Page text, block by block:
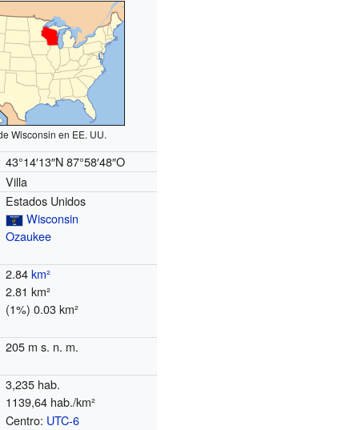
Wisconsin en EE. UU.
43°14′13″N 87°58′48″O
Villa
Estados Unidos
Wisconsin
Ozaukee
2.84km²
2.81 km²
(1%) 0.03 km²
205 m s. n. m.
3,235 hab.
1139,64 hab./km²
Centro: UTC-6